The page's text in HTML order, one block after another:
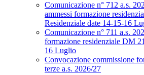
Comunicazione n° 712 a.s.
ammessi formazione
Residenziale date 14-15-16
Comunicazione n° 711 a.s.
formazione residenziale DM
16 Luglio
Convocazione commissione
terze a.s. 2026/27